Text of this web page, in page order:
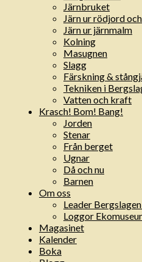
Järnbruket
Järn ur rödjord
Järn ur järnmalm
Kolning
Masugnen
Slagg
Färskning &
Tekniken i
Vatten och kraft
Krasch! Bom! Bang!
Jorden
Stenar
Från berget
Ugnar
Då och nu
Barnen
Om oss
Leader
Loggor
Magasinet
Kalender
Boka